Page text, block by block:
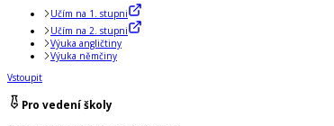
Učím na 1. stupni
Učím na 2. stupni
Výuka angličtiny
Výuka němčiny
Vstoupit
Pro vedení školy